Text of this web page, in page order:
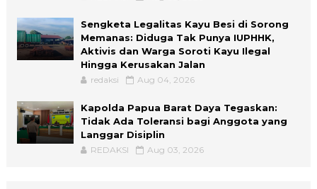
Sengketa Legalitas Kayu Besi di Sorong
Memanas: Diduga Tak Punya IUPHHK,
Aktivis dan Warga Soroti Kayu Ilegal
Hingga Kerusakan Jalan
redaksi Aug 04, 2026
Kapolda Papua Barat Daya Tegaskan:
Tidak Ada Toleransi bagi Anggota yang
Langgar Disiplin
REDAKSI Aug 03, 2026